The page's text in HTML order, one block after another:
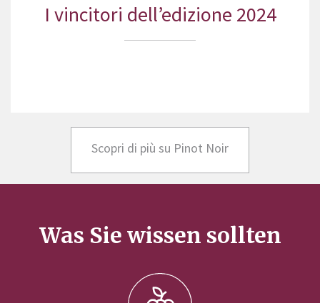
I vincitori dell’edizione 2024
Scopri di più su Pinot Noir
Was Sie wissen sollten